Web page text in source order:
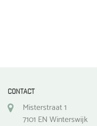
CONTACT
Misterstraat 1
7101 EN Winterswijk